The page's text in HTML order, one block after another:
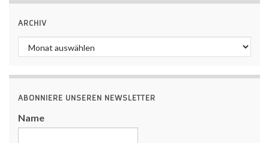
ARCHIV
Archiv
ABONNIERE UNSEREN NEWSLETTER
Name